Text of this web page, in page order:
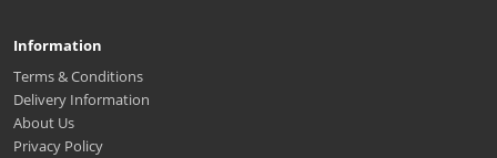
Information
Terms & Conditions
Delivery Information
About Us
Privacy Policy